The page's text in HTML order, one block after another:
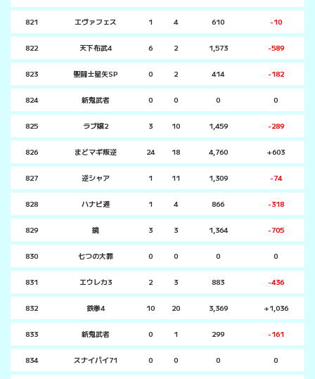
821 エヴァフェス 1 4 610 -10
822 天下布武4 6 2 1,573 -589
823 聖闘士星矢SP 0 2 414 -182
824 新鬼武者 0 0 0 0
825 ラブ嬢2 3 10 1,459 -289
826 まどマギ叛逆 24 18 4,760 +603
827 逆シャア 1 11 1,309 -74
828 ハナビ通 1 4 866 -318
829 鏡 3 3 1,364 -705
830 七つの大罪 0 0 0 0
831 エウレカ3 2 3 883 -436
832 鉄拳4 10 20 3,369 +1,036
833 新鬼武者 0 1 299 -161
834 スナイパイ71 0 0 0 0